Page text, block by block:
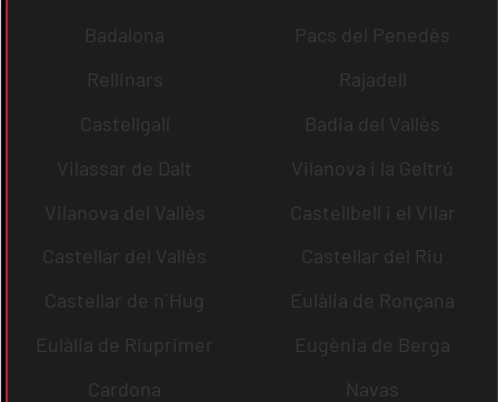
Badalona
Pacs del Penedès
Rellinars
Rajadell
Castellgalí
Badia del Vallès
Vilassar de Dalt
Vilanova i la Geltrú
Vilanova del Vallès
Castellbell i el Vilar
Castellar del Vallès
Castellar del Riu
Castellar de n´Hug
Eulàlia de Ronçana
Eulàlia de Riuprimer
Eugènia de Berga
Cardona
Navas